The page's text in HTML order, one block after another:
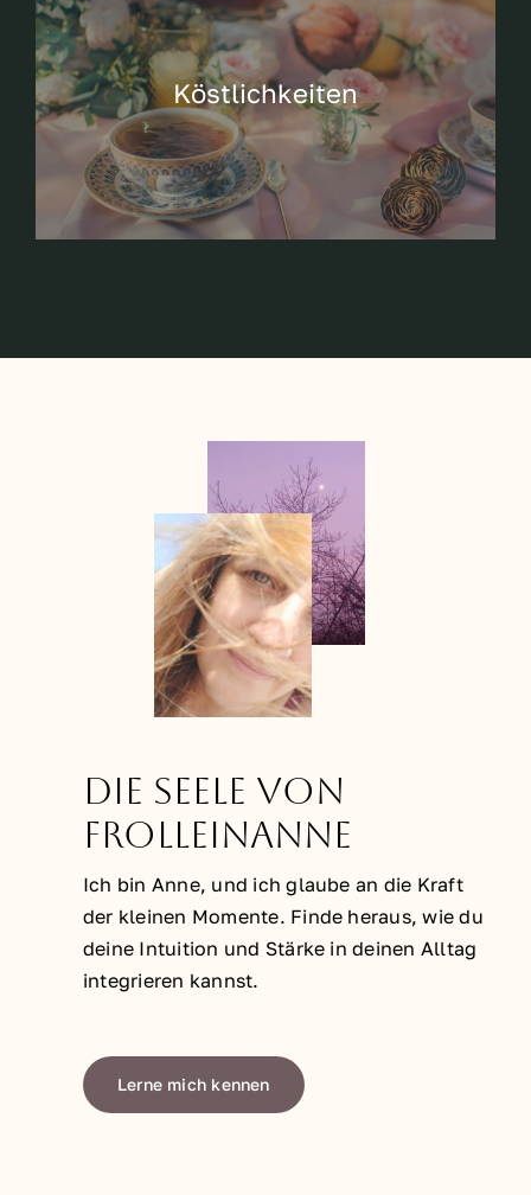
Köstlichkeiten
Die Seele von
FrolleinAnne
Ich bin Anne, und ich glaube an die Kraft
der kleinen Momente. Finde heraus, wie du
deine Intuition und Stärke in deinen Alltag
integrieren kannst.
Lerne mich kennen